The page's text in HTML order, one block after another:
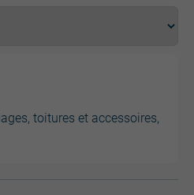
toitures et accessoires,